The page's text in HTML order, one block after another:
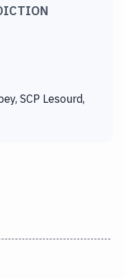
SCP Lesourd,